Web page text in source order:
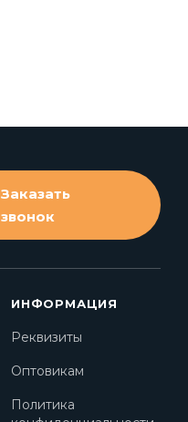
Заказать
звонок
ИНФОРМАЦИЯ
Реквизиты
Оптовикам
Политика